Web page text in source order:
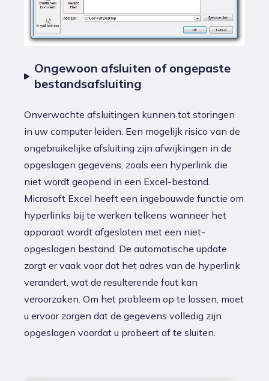
Ongewoon afsluiten of ongepaste
bestandsafsluiting
Onverwachte afsluitingen kunnen tot storingen
in uw computer leiden. Een mogelijk risico van de
ongebruikelijke afsluiting zijn afwijkingen in de
opgeslagen gegevens, zoals een hyperlink die
niet wordt geopend in een Excel-bestand.
Microsoft Excel heeft een ingebouwde functie om
hyperlinks bij te werken telkens wanneer het
apparaat wordt afgesloten met een niet-
opgeslagen bestand. De automatische update
zorgt er vaak voor dat het adres van de hyperlink
verandert, wat de resulterende fout kan
veroorzaken. Om het probleem op te lossen, moet
u ervoor zorgen dat de gegevens volledig zijn
opgeslagen voordat u probeert af te sluiten.